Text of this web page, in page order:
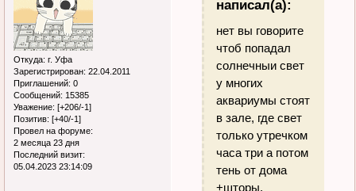
Откуда: г. Уфа
Зарегистрирован: 22.04.2011
Приглашений: 0
Сообщений: 15385
Уважение: [+206/-1]
Позитив: [+40/-1]
Провел на форуме:
2 месяца 23 дня
Последний визит:
05.04.2023 23:14:09
написал(а):
нет вы говорите
чтоб попадал
солнечныи свет
у многих
аквариумы стоят
в зале, где свет
только утречком
часа три а потом
тень от дома
+шторы.